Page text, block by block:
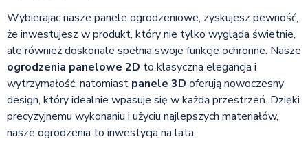
Wybierając nasze panele ogrodzeniowe, zyskujesz pewność,
że inwestujesz w produkt, który nie tylko wygląda świetnie,
ale również doskonale spełnia swoje funkcje ochronne. Nasze
ogrodzenia panelowe 2D to klasyczna elegancja i
wytrzymałość, natomiast panele 3D oferują nowoczesny
design, który idealnie wpasuje się w każdą przestrzeń. Dzięki
precyzyjnemu wykonaniu i użyciu najlepszych materiałów,
nasze ogrodzenia to inwestycja na lata.